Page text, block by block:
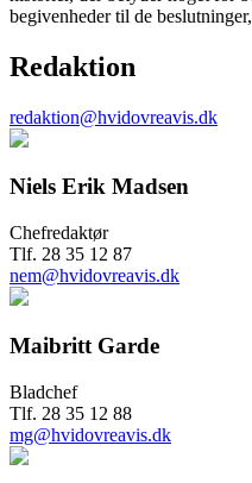
begivenheder til de
Redaktion
redaktion@hvidovreavis.dk
Niels Erik Madsen
Chefredaktør
Tlf. 28 35 12 87
nem@hvidovreavis.dk
Maibritt Garde
Bladchef
Tlf. 28 35 12 88
mg@hvidovreavis.dk